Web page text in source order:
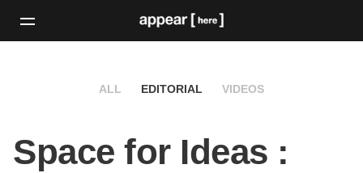
ALL EDITORIAL VIDEOS
Space for Ideas :